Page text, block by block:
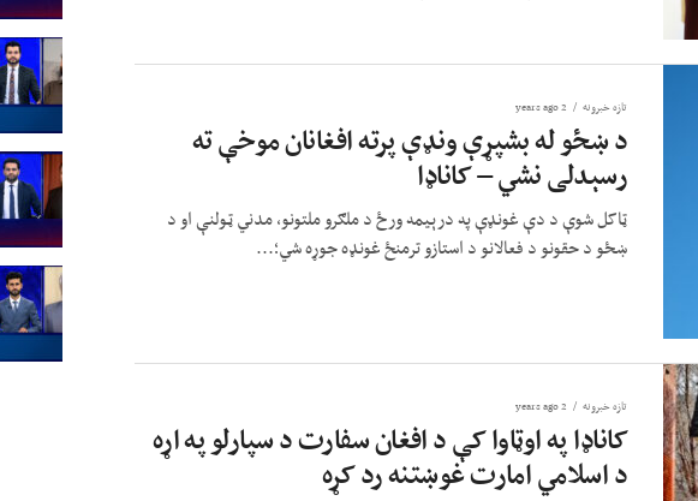
تازه خبرونه 2 years ago
د ښځو له بشپړې ونډې پرته افغانان موخې ته
رسېدلی نشي – کاناډا
ټاکل شوې د دې غونډې په درېیمه ورځ د ملګرو ملتونو، مدني ټولنې او د
ښځو د حقونو د فعالانو د استازو ترمنځ غونډه جوړه شي؛...
تازه خبرونه 2 years ago
کاناډا په اوټاوا کې د افغان سفارت د سپارلو په اړه
د اسلامي امارت غوښتنه رد کړه